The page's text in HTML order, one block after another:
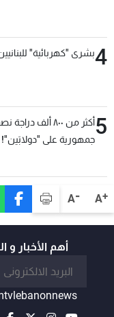
A+
A-
4بشرى "كهربائية"
5
أكثر من ٨٠٠ ألف
جمهورية على "دولابَين"!
أهم الأخبار و